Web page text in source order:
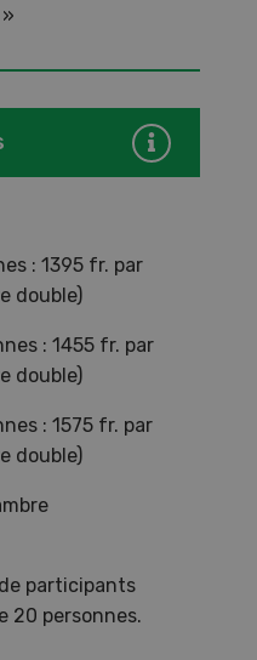
: 1395 fr. par
double)
: 1455 fr. par
double)
: 1575 fr. par
double)
participants
20 personnes.